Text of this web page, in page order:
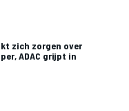
zich zorgen over
ADAC grijpt in